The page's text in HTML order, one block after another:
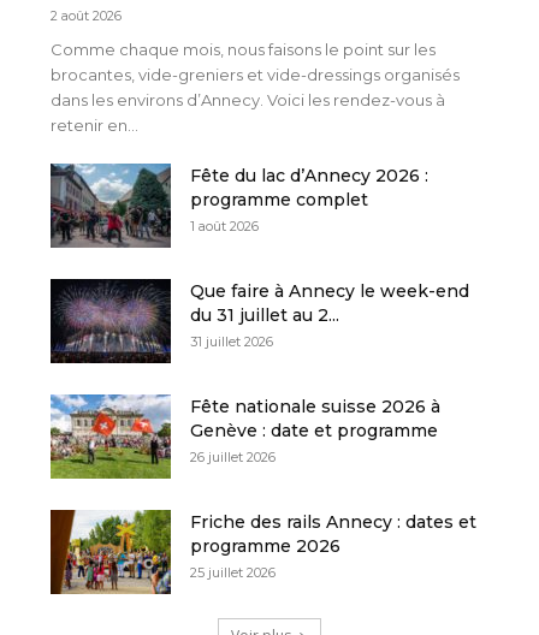
2 août 2026
Comme chaque mois, nous faisons le point sur les
brocantes, vide-greniers et vide-dressings organisés
dans les environs d’Annecy. Voici les rendez-vous à
retenir en...
Fête du lac d’Annecy 2026 :
programme complet
1 août 2026
Que faire à Annecy le week-end
du 31 juillet au 2...
31 juillet 2026
Fête nationale suisse 2026 à
Genève : date et programme
26 juillet 2026
Friche des rails Annecy : dates et
programme 2026
25 juillet 2026